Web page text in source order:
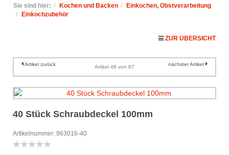
Sie sind hier: Kochen und Backen
Einkochen, Obstverarbeitung
Einkochzubehör
ZUR ÜBERSICHT
Artikel zurück Artikel 48 von 67 nächster Artikel
40 Stück Schraubdeckel 100mm
Artikelnummer: 963016-40